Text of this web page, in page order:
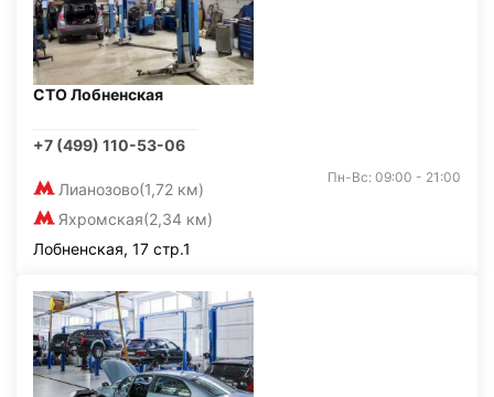
СТО Лобненская
+7 (499) 110-53-06
Лианозово(1,72 км)
Яхромская(2,34 км)
Пн-Вс: 09:00 - 21:00
Лобненская, 17 стр.1